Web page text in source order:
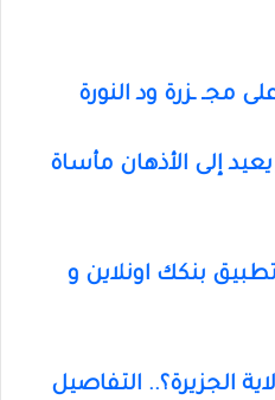
مجـ ـزرة ود النورة
إلى الأذهان مأساة
بنكك اونلاين و
الجزيرة؟.. التفاصيل